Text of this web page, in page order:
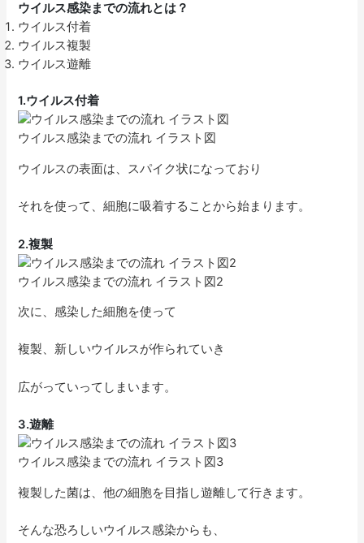
ウイルス感染までの流れとは？
ウイルス付着
ウイルス複製
ウイルス遊離
1.ウイルス付着
ウイルス感染までの流れ イラスト図
ウイルスの表面は、スパイク状になっており
それを使って、細胞に吸着することから始まります。
2.複製
ウイルス感染までの流れ イラスト図2
次に、感染した細胞を使って
複製、新しいウイルスが作られていき
広がっていってしまいます。
3.遊離
ウイルス感染までの流れ イラスト図3
複製した菌は、他の細胞を目指し遊離して行きます。
そんな恐ろしいウイルス感染からも、